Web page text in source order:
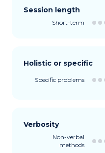
Session length
Short-term
Holistic or specific
Specific problems
Verbosity
Non-verbal
methods